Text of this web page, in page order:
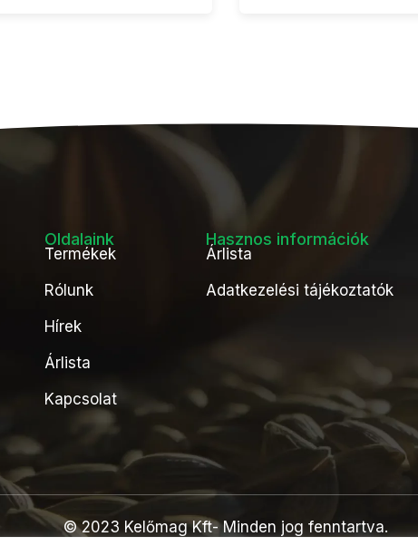
Oldalaink
Termékek
Rólunk
Hírek
Árlista
Kapcsolat
Hasznos információk
Árlista
Adatkezelési tájékoztatók
© 2023 Kelőmag Kft- Minden jog fenntartva.